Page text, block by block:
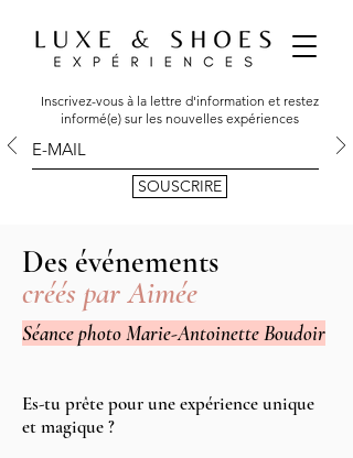
Inscrivez-vous à la lettre d'information et restez
informé(e) sur les nouvelles expériences
SOUSCRIRE
Des événements
créés par Aimée
Séance photo Marie-Antoinette Boudoir
Es-tu prête pour une expérience unique
et magique ?